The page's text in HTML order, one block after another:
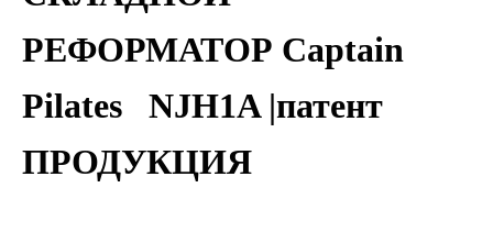
РЕФОРМАТОР Captain
Pilates NJH1A |патент
ПРОДУКЦИЯ